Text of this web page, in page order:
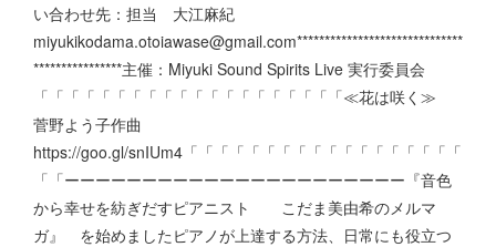
い合わせ先：担当 大江麻紀
miyukikodama.otoiawase@gmail.com******************************
****************主催：Miyuki Sound Spirits Live 実行委員会
「「「「「「「「「「「「「「「「「「「「≪花は咲く≫
菅野よう子作曲
https://goo.gl/snIUm4「「「「「「「「「「「「「「「「「「
「「ーーーーーーーーーーーーーーーーーーーーーー『音色
から幸せを紡ぎだすピアニスト こだま美由希のメルマ
ガ』 を始めましたピアノが上達する方法、日常にも役立つ